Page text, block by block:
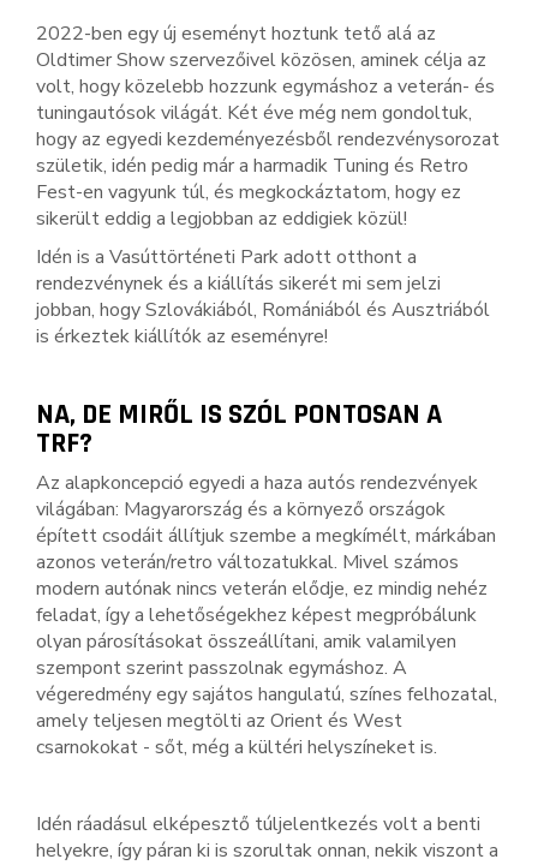
2022-ben egy új eseményt hoztunk tető alá az
Oldtimer Show szervezőivel közösen, aminek célja az
volt, hogy közelebb hozzunk egymáshoz a veterán- és
tuningautósok világát. Két éve még nem gondoltuk,
hogy az egyedi kezdeményezésből rendezvénysorozat
születik, idén pedig már a harmadik Tuning és Retro
Fest-en vagyunk túl, és megkockáztatom, hogy ez
sikerült eddig a legjobban az eddigiek közül!
Idén is a Vasúttörténeti Park adott otthont a
rendezvénynek és a kiállítás sikerét mi sem jelzi
jobban, hogy Szlovákiából, Romániából és Ausztriából
is érkeztek kiállítók az eseményre!
NA, DE MIRŐL IS SZÓL PONTOSAN A
TRF?
Az alapkoncepció egyedi a haza autós rendezvények
világában: Magyarország és a környező országok
épített csodáit állítjuk szembe a megkímélt, márkában
azonos veterán/retro változatukkal. Mivel számos
modern autónak nincs veterán elődje, ez mindig nehéz
feladat, így a lehetőségekhez képest megpróbálunk
olyan párosításokat összeállítani, amik valamilyen
szempont szerint passzolnak egymáshoz. A
végeredmény egy sajátos hangulatú, színes felhozatal,
amely teljesen megtölti az Orient és West
csarnokokat - sőt, még a kültéri helyszíneket is.
Idén ráadásul elképesztő túljelentkezés volt a benti
helyekre, így páran ki is szorultak onnan, nekik viszont a